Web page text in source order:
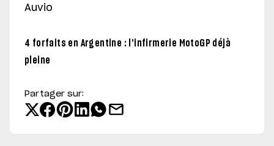
Auvio
4 forfaits en Argentine : l’infirmerie MotoGP déjà
pleine
Partager sur: